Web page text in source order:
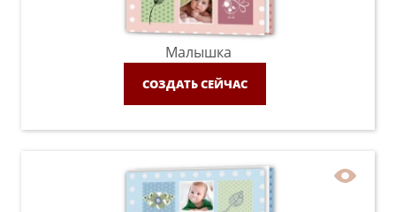
Малышка
СОЗДАТЬ СЕЙЧАС